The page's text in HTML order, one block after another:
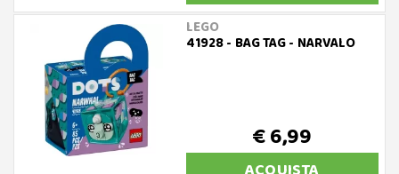
LEGO
41928 - BAG TAG - NARVALO
€ 6,99